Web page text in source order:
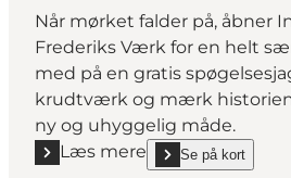
Når mørket falder på, åbner
Frederiks Værk for en helt
med på en gratis
krudtværk og mærk
ny og uhyggelig måde.
Læs mere
Læs mere "Spøgelsesjagt
Se på kort
show